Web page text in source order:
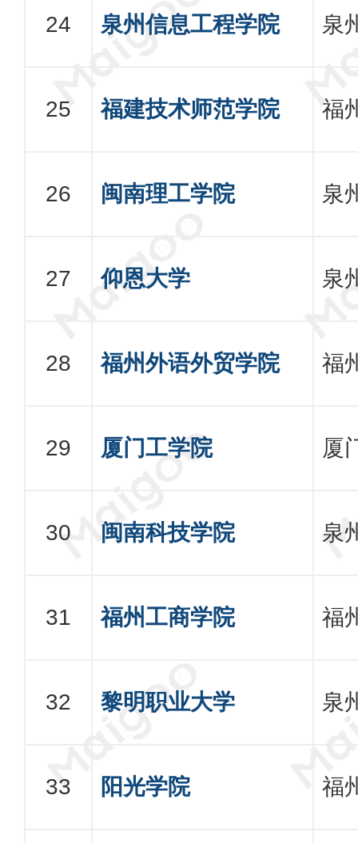
泉州信息工程学院 泉
福建技术师范学院 福
闽南理工学院 泉
仰恩大学 泉
福州外语外贸学院 福
厦门工学院 厦
闽南科技学院 泉
福州工商学院 福
黎明职业大学 泉
阳光学院 福